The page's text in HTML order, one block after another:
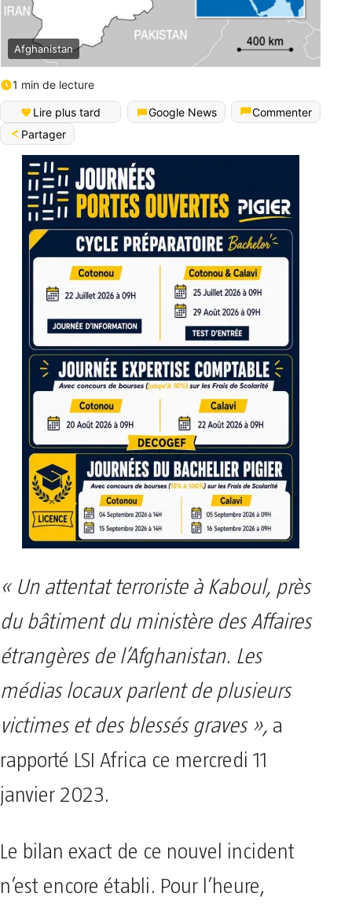
Afghanistan
1 min de lecture
Lire plus tard Google News
Commenter
Partager
« Un attentat terroriste à Kaboul, près
du bâtiment du ministère des Affaires
étrangères de l’Afghanistan. Les
médias locaux parlent de plusieurs
victimes et des blessés graves », a
rapporté LSI Africa ce mercredi 11
janvier 2023.
Le bilan exact de ce nouvel incident
n’est encore établi. Pour l’heure,